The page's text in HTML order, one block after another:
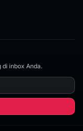
di inbox Anda.